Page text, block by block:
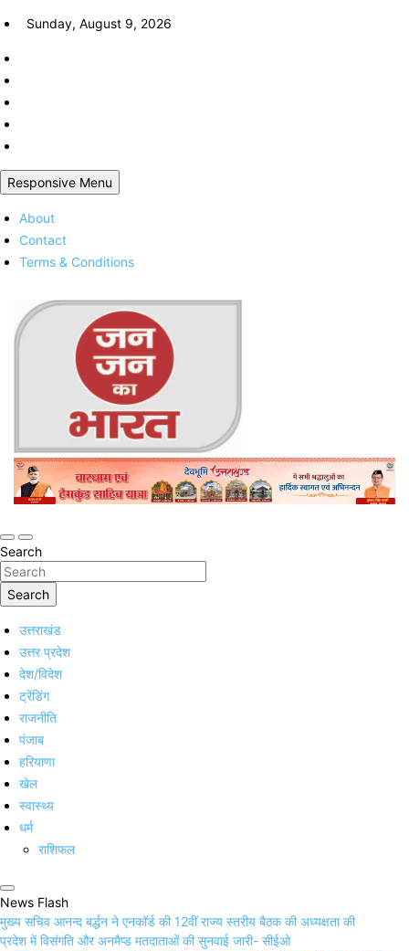
Skip
content
Sunday, August 9, 2026
Responsive Menu
About
Contact
Terms & Conditions
Jan Jan Ka Bharat
Online Trending Hindi News Website
Search
Search
उत्तराखंड
उत्तर प्रदेश
देश/विदेश
ट्रेंडिंग
राजनीति
पंजाब
हरियाणा
खेल
स्वास्थ्य
धर्म
राशिफल
News Flash
मुख्य सचिव आनन्द बर्द्धन ने एनकॉर्ड की 12वीं राज्य स्तरीय बैठक की अध्यक्षता की
प्रदेश में विसंगति और अनमैप्ड मतदाताओं की सुनवाई जारी- सीईओ